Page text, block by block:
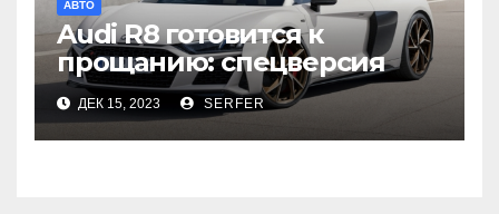
АВТО
Audi R8 готовится к
прощанию: спецверсия
для Японии
ДЕК 15, 2023 SERFER